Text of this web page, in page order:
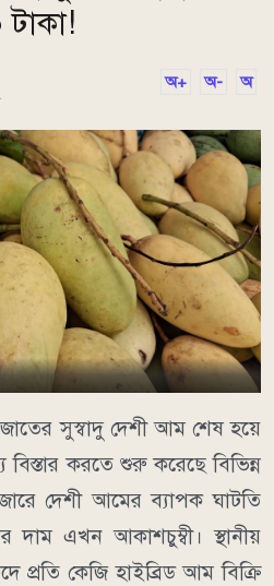
অ+ অ- অ
জাতের সুস্বাদু দেশী আম শেষ হয়ে
করতে শুরু করেছে বিভিন্ন
দেশী আমের ব্যাপক ঘাটতি
এখন আকাশচুম্বী। স্থানীয়
প্রতি কেজি হাইব্রিড আম বিক্রি